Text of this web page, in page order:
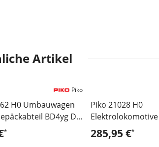
Artikel
H0 Umbauwagen
BD4yg DB
*
Piko
Piko 21028 H0
Elektrolokomotive
V - Sound Version
285,95 €*